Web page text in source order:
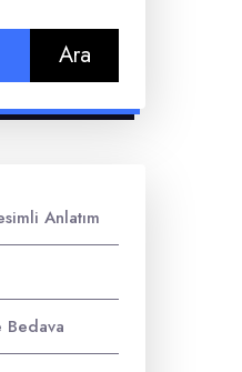
Anlatım
Bedava